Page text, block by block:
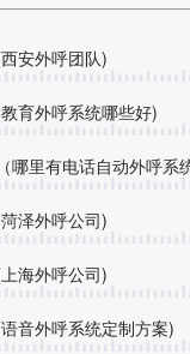
安外呼团队)
育外呼系统哪些好)
哪里有电话自动外呼系
泽外呼公司)
海外呼公司)
音外呼系统定制方案)